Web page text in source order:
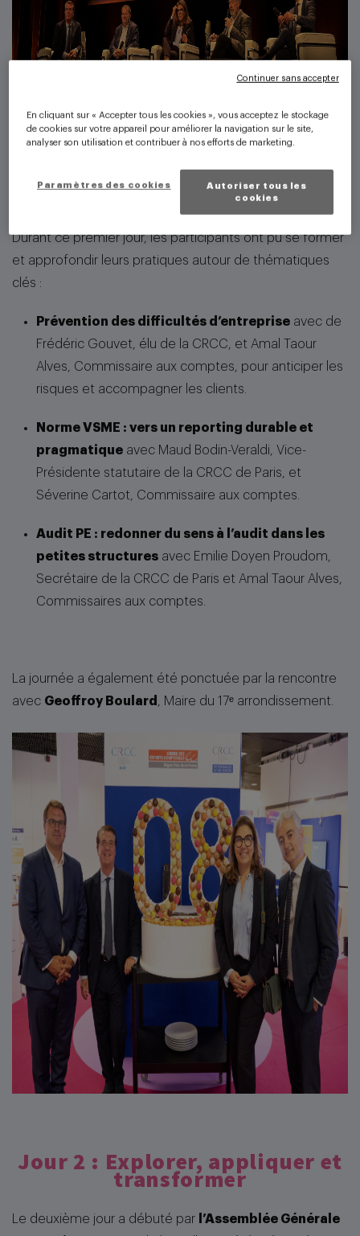
Durant ce premier jour, les participants ont pu se former
et approfondir leurs pratiques autour de thématiques
clés :
Prévention des difficultés d’entreprise avec de
Frédéric Gouvet, élu de la CRCC, et Amal Taour
Alves, Commissaire aux comptes, pour anticiper les
risques et accompagner les clients.
Norme VSME : vers un reporting durable et
pragmatique avec Maud Bodin-Veraldi, Vice-
Présidente statutaire de la CRCC de Paris, et
Séverine Cartot, Commissaire aux comptes.
Audit PE : redonner du sens à l’audit dans les
petites structures avec Emilie Doyen Proudom,
Secrétaire de la CRCC de Paris et Amal Taour Alves,
Commissaires aux comptes.
La journée a également été ponctuée par la rencontre
avec Geoffroy Boulard , Maire du 17ᵉ arrondissement.
Jour 2 : Explorer, appliquer et
transformer
Le deuxième jour a débuté par
l’Assemblée Générale
En cliquant sur « Accepter tous les cookies », vous acceptez le stockage
de cookies sur votre appareil pour améliorer la navigation sur le site,
analyser son utilisation et contribuer à nos efforts de marketing.
Autoriser tous les
cookies
Paramètres des cookies
Continuer sans accepter